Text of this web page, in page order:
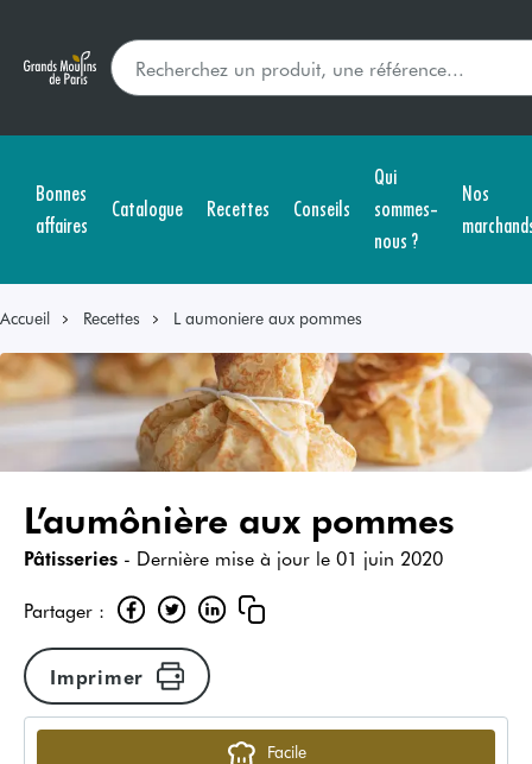
Bonnes
affaires
Catalogue Recettes Conseils
Qui
sommes-
nous ?
Nos
Accueil Recettes L aumoniere aux pommes
L’aumônière aux pommes
Pâtisseries - Dernière mise à jour le 01 juin 2020
Partager :
Imprimer
Facile